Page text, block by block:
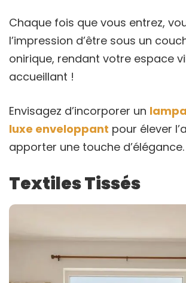
Chaque fois que vous entrez,
l’impression d’être sous un
onirique, rendant votre espace
accueillant !
Envisagez d’incorporer un
luxe enveloppant pour élever
apporter une touche d’élégance.
Textiles Tissés